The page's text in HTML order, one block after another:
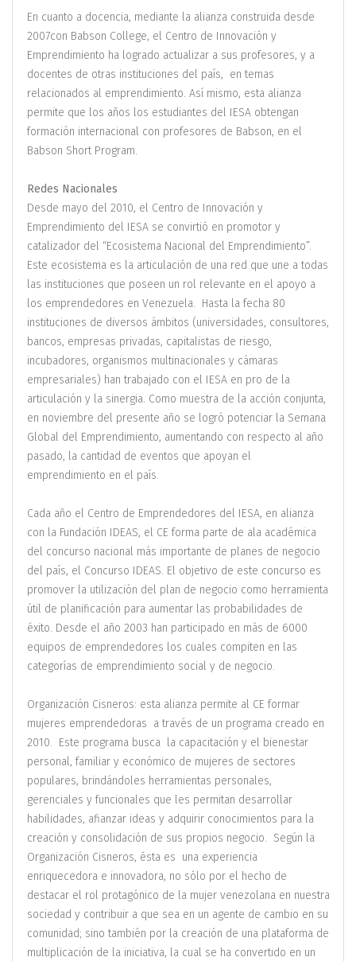
En cuanto a docencia, mediante la alianza construida desde
2007con Babson College, el Centro de Innovación y
Emprendimiento ha logrado actualizar a sus profesores, y a
docentes de otras instituciones del país, en temas
relacionados al emprendimiento. Así mismo, esta alianza
permite que los años los estudiantes del IESA obtengan
formación internacional con profesores de Babson, en el
Babson Short Program.
Redes Nacionales
Desde mayo del 2010, el Centro de Innovación y
Emprendimiento del IESA se convirtió en promotor y
catalizador del “Ecosistema Nacional del Emprendimiento”.
Este ecosistema es la articulación de una red que une a todas
las instituciones que poseen un rol relevante en el apoyo a
los emprendedores en Venezuela. Hasta la fecha 80
instituciones de diversos ámbitos (universidades, consultores,
bancos, empresas privadas, capitalistas de riesgo,
incubadores, organismos multinacionales y cámaras
empresariales) han trabajado con el IESA en pro de la
articulación y la sinergia. Como muestra de la acción conjunta,
en noviembre del presente año se logró potenciar la Semana
Global del Emprendimiento, aumentando con respecto al año
pasado, la cantidad de eventos que apoyan el
emprendimiento en el país.
Cada año el Centro de Emprendedores del IESA, en alianza
con la Fundación IDEAS, el CE forma parte de ala académica
del concurso nacional más importante de planes de negocio
del país, el Concurso IDEAS. El objetivo de este concurso es
promover la utilización del plan de negocio como herramienta
útil de planificación para aumentar las probabilidades de
éxito. Desde el año 2003 han participado en más de 6000
equipos de emprendedores los cuales compiten en las
categorías de emprendimiento social y de negocio.
Organización Cisneros: esta alianza permite al CE formar
mujeres emprendedoras a través de un programa creado en
2010. Este programa busca la capacitación y el bienestar
personal, familiar y económico de mujeres de sectores
populares, brindándoles herramientas personales,
gerenciales y funcionales que les permitan desarrollar
habilidades, afianzar ideas y adquirir conocimientos para la
creación y consolidación de sus propios negocio. Según la
Organización Cisneros, ésta es una experiencia
enriquecedora e innovadora, no sólo por el hecho de
destacar el rol protagónico de la mujer venezolana en nuestra
sociedad y contribuir a que sea en un agente de cambio en su
comunidad; sino también por la creación de una plataforma de
multiplicación de la iniciativa, la cual se ha convertido en un